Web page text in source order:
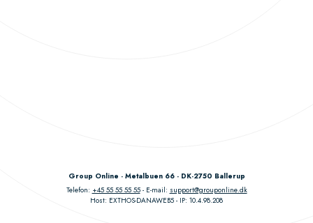
Group Online - Metalbuen 66 - DK-2750 Ballerup
Telefon: +45 55 55 55 55 E-mail: support@grouponline.dk
Host: EXTHOS-DANAWEB5 IP: 10.4.98.208